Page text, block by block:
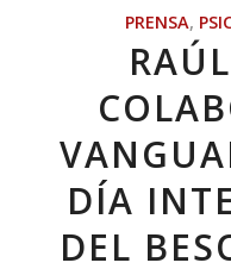
PRENSA,
DÍA
DEL